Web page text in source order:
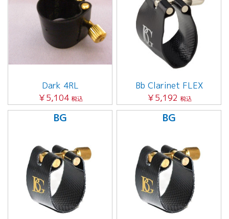
Dark 4RL
￥5,104 税込
Bb Clarinet FLEX
￥5,192 税込
BG BG